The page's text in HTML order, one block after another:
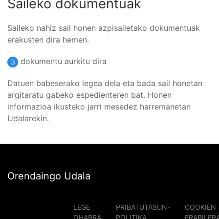
Saileko dokumentuak
Saileko nahiz sail honen azpisailetako dokumentuak
erakusten dira hemen.
3 dokumentu aurkitu dira
Datuen babeserako legea dela eta bada sail honetan
argitaratu gabeko espedienteren bat. Honen
informazioa ikusteko jarri mesedez harremanetan
Udalarekin.
Orendaingo Udala
LEGE
OHARRA
PRIBATUTASUN-
POLITIKA
COOKIEN